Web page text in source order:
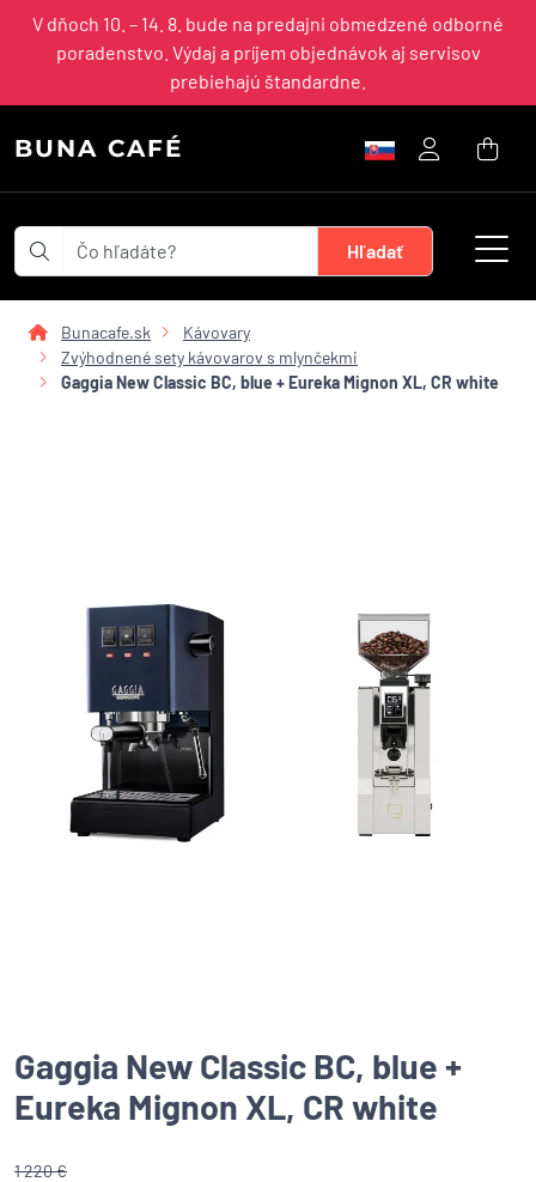
V dňoch 10. – 14. 8. bude na predajni obmedzené odborné
poradenstvo. Výdaj a príjem objednávok aj servisov
prebiehajú štandardne.
BUNA CAFÉ
Bunacafe.sk
Kávovary
Zvýhodnené sety kávovarov s mlynčekmi
Gaggia New Classic BC, blue + Eureka Mignon XL, CR white
Gaggia New Classic BC, blue +
Eureka Mignon XL, CR white
1 220 €